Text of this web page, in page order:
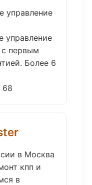
управление
управление
первым
Более 6
68
в Москва
кпп и
в